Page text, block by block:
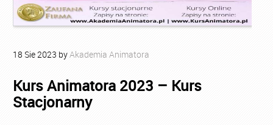
18 Sie2023 byAkademia Animatora
Kurs Animatora 2023 – Kurs
Stacjonarny